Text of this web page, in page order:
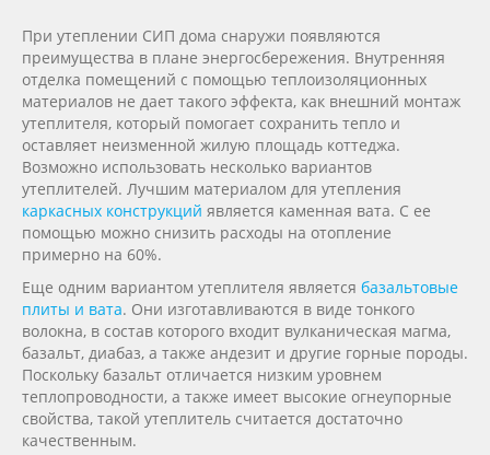
При утеплении СИП дома снаружи появляются
преимущества в плане энергосбережения. Внутренняя
отделка помещений с помощью теплоизоляционных
материалов не дает такого эффекта, как внешний монтаж
утеплителя, который помогает сохранить тепло и
оставляет неизменной жилую площадь коттеджа.
Возможно использовать несколько вариантов
утеплителей. Лучшим материалом для утепления
каркасных конструкций является каменная вата. С ее
помощью можно снизить расходы на отопление
примерно на 60%.
Еще одним вариантом утеплителя является базальтовые
плиты и вата. Они изготавливаются в виде тонкого
волокна, в состав которого входит вулканическая магма,
базальт, диабаз, а также андезит и другие горные породы.
Поскольку базальт отличается низким уровнем
теплопроводности, а также имеет высокие огнеупорные
свойства, такой утеплитель считается достаточно
качественным.